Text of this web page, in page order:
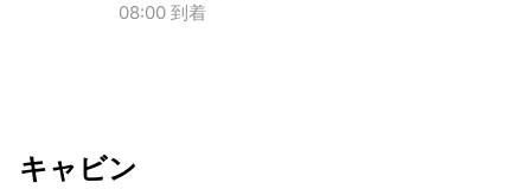
08:00 到着
キャビン